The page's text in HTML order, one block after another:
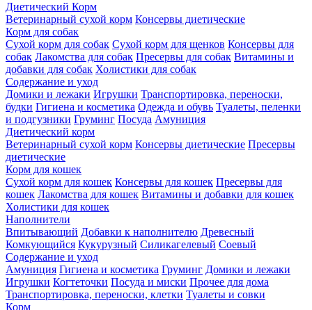
Диетический Корм
Ветеринарный сухой корм Консервы диетические
Корм для собак
Сухой корм для собак Сухой корм для щенков Консервы для
собак Лакомства для собак Пресервы для собак Витамины и
добавки для собак Холистики для собак
Содержание и уход
Домики и лежаки Игрушки Транспортировка, переноски,
будки Гигиена и косметика Одежда и обувь Туалеты, пеленки
и подгузники Груминг Посуда Амуниция
Диетический корм
Ветеринарный сухой корм Консервы диетические Пресервы
диетические
Корм для кошек
Сухой корм для кошек Консервы для кошек Пресервы для
кошек Лакомства для кошек Витамины и добавки для кошек
Холистики для кошек
Наполнители
Впитывающий Добавки к наполнителю Древесный
Комкующийся Кукурузный Силикагелевый Соевый
Содержание и уход
Амуниция Гигиена и косметика Груминг Домики и лежаки
Игрушки Когтеточки Посуда и миски Прочее для дома
Транспортировка, переноски, клетки Туалеты и совки
Корм